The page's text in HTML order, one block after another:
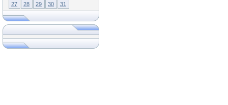
27 28 29 30 31